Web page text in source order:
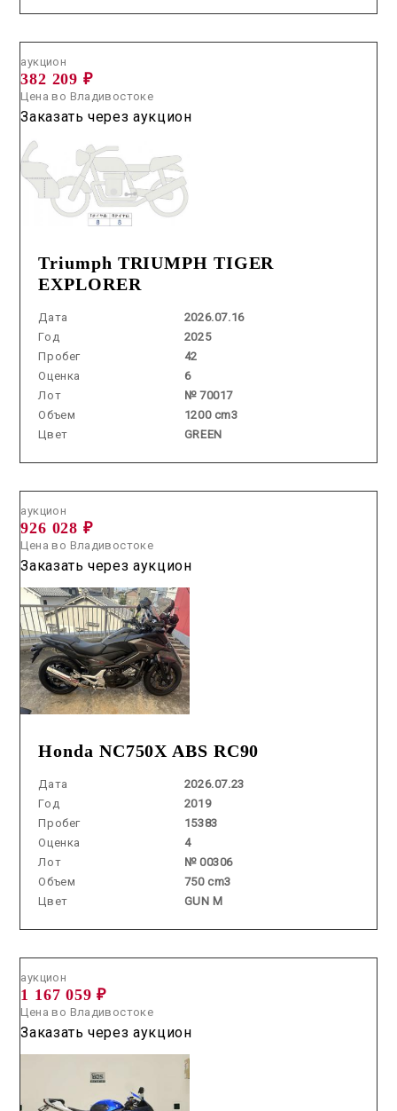
Triumph TRIUMPH TIGER
EXPLORER
Дата
2026.07.16
Год
2025
Пробег
42
Оценка
6
Лот
№ 70017
Объем
1200 cm3
Цвет
GREEN
аукцион
382 209 ₽
Цена во Владивостоке
Заказать через аукцион
Honda NC750X ABS RC90
Дата
2026.07.23
Год
2019
Пробег
15383
Оценка
4
Лот
№ 00306
Объем
750 cm3
Цвет
GUN M
аукцион
926 028 ₽
Цена во Владивостоке
Заказать через аукцион
аукцион
1 167 059 ₽
Цена во Владивостоке
Заказать через аукцион